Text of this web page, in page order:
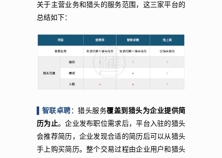
关于主营业务和猎头的服务范围，这三家平台的
总结如下：
▌智联卓聘 ：猎头服务覆盖到猎头为企业提供简
历为止。企业发布职位需求后，平台入驻的猎头
会推荐简历，企业发现合适的简历后可以从猎头
手上购买简历。整个交易过程由企业用户和猎头